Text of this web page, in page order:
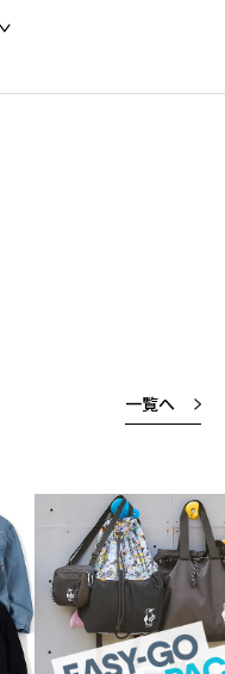
一覧へ